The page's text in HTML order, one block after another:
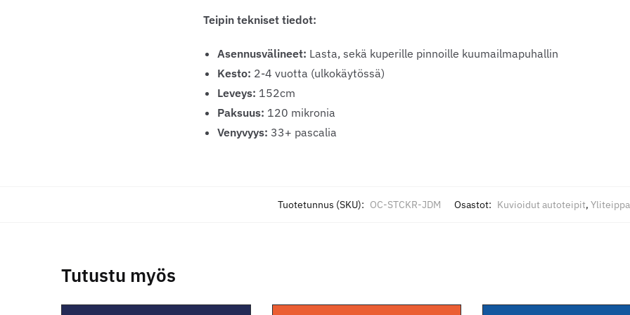
Teipin tekniset tiedot:
Asennusvälineet: Lasta, sekä kuperille pinnoille kuumailmapuhallin
Kesto: 2-4 vuotta (ulkokäytössä)
Leveys: 152cm
Paksuus: 120 mikronia
Venyvyys: 33+ pascalia
Tuotetunnus (SKU): OC-STCKR-JDM Osastot: Kuvioidut autoteipit,
Tutustu myös